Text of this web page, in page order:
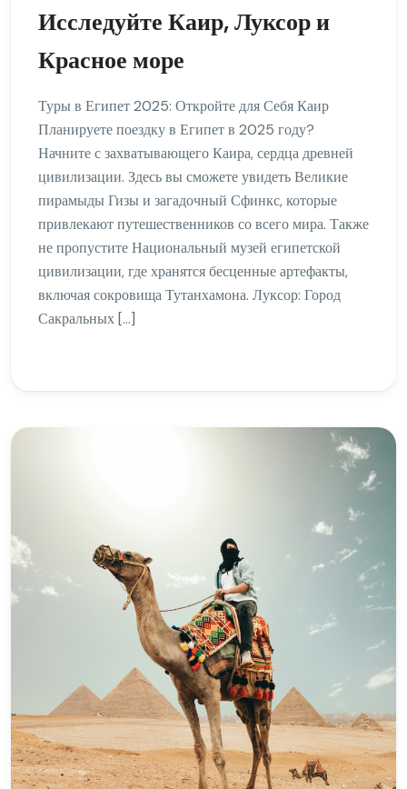
Исследуйте Каир, Луксор и
Красное море
Туры в Египет 2025: Откройте для Себя Каир
Планируете поездку в Египет в 2025 году?
Начните с захватывающего Каира, сердца древней
цивилизации. Здесь вы сможете увидеть Великие
пирамыды Гизы и загадочный Сфинкс, которые
привлекают путешественников со всего мира. Также
не пропустите Национальный музей египетской
цивилизации, где хранятся бесценные артефакты,
включая сокровища Тутанхамона. Луксор: Город
Сакральных […]